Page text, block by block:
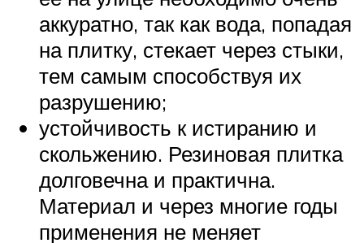
аккуратно, так как вода, попадая
на плитку, стекает через стыки,
тем самым способствуя их
разрушению;
устойчивость к истиранию и
скольжению. Резиновая плитка
долговечна и практична.
Материал и через многие годы
применения не меняет